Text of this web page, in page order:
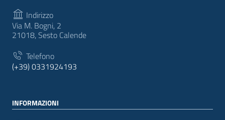
Indirizzo
Via M. Bogni, 2
21018, Sesto Calende
Telefono
(+39) 0331924193
INFORMAZIONI